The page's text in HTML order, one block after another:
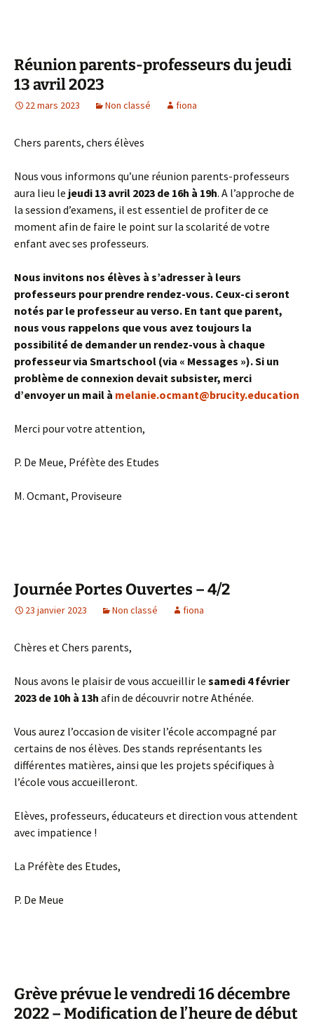
Réunion parents-professeurs du jeudi
13 avril 2023
22 mars 2023 Non classé fiona
Chers parents, chers élèves
Nous vous informons qu’une réunion parents-professeurs
aura lieu le jeudi 13 avril 2023 de 16h à 19h. A l’approche de
la session d’examens, il est essentiel de profiter de ce
moment afin de faire le point sur la scolarité de votre
enfant avec ses professeurs.
Nous invitons nos élèves à s’adresser à leurs
professeurs pour prendre rendez-vous. Ceux-ci seront
notés par le professeur au verso. En tant que parent,
nous vous rappelons que vous avez toujours la
possibilité de demander un rendez-vous à chaque
professeur via Smartschool (via « Messages »). Si un
problème de connexion devait subsister, merci
d’envoyer un mail à melanie.ocmant@brucity.education
Merci pour votre attention,
P. De Meue, Préfète des Etudes
M. Ocmant, Proviseure
Journée Portes Ouvertes – 4/2
23 janvier 2023 Non classé fiona
Chères et Chers parents,
Nous avons le plaisir de vous accueillir le samedi 4 février
2023 de 10h à 13h afin de découvrir notre Athénée.
Vous aurez l’occasion de visiter l’école accompagné par
certains de nos élèves. Des stands représentants les
différentes matières, ainsi que les projets spécifiques à
l’école vous accueilleront.
Elèves, professeurs, éducateurs et direction vous attendent
avec impatience !
La Préfète des Etudes,
P. De Meue
Grève prévue le vendredi 16 décembre
2022 – Modification de l’heure de début